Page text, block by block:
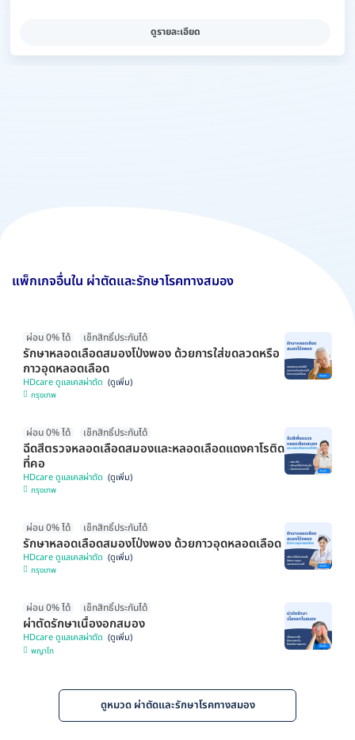
ดูรายละเอียด
แพ็กเกจอื่นใน ผ่าตัดและรักษาโรคทางสมอง
ผ่อน 0% ได้ เช็กสิทธิ์ประกันได้
รักษาหลอดเลือดสมองโป่งพอง ด้วยการใส่ขดลวดหรือ
กาวอุดหลอดเลือด
HDcare ดูแลเคสผ่าตัด
กรุงเทพ
ผ่อน 0% ได้ เช็กสิทธิ์ประกันได้
ฉีดสีตรวจหลอดเลือดสมองและหลอดเลือดแดงคาโรติด
ที่คอ
HDcare ดูแลเคสผ่าตัด
กรุงเทพ
ผ่อน 0% ได้ เช็กสิทธิ์ประกันได้
รักษาหลอดเลือดสมองโป่งพอง ด้วยกาวอุดหลอดเลือด
HDcare ดูแลเคสผ่าตัด
กรุงเทพ
ผ่อน 0% ได้ เช็กสิทธิ์ประกันได้
ผ่าตัดรักษาเนื้องอกสมอง
HDcare ดูแลเคสผ่าตัด
พญาไท
ดูหมวด ผ่าตัดและรักษาโรคทางสมอง